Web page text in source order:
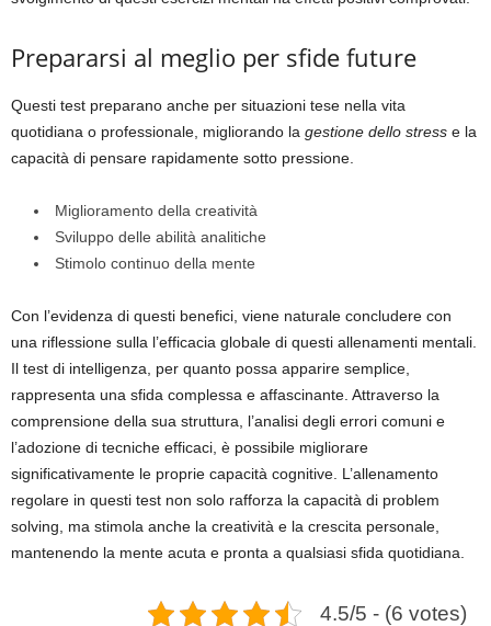
Prepararsi al meglio per sfide future
Questi test preparano anche per situazioni tese nella vita
quotidiana o professionale, migliorando la gestione dello stress e la
capacità di pensare rapidamente sotto pressione.
Miglioramento della creatività
Sviluppo delle abilità analitiche
Stimolo continuo della mente
Con l’evidenza di questi benefici, viene naturale concludere con
una riflessione sulla l’efficacia globale di questi allenamenti mentali.
Il test di intelligenza, per quanto possa apparire semplice,
rappresenta una sfida complessa e affascinante. Attraverso la
comprensione della sua struttura, l’analisi degli errori comuni e
l’adozione di tecniche efficaci, è possibile migliorare
significativamente le proprie capacità cognitive. L’allenamento
regolare in questi test non solo rafforza la capacità di problem
solving, ma stimola anche la creatività e la crescita personale,
mantenendo la mente acuta e pronta a qualsiasi sfida quotidiana.
4.5/5 - (6 votes)